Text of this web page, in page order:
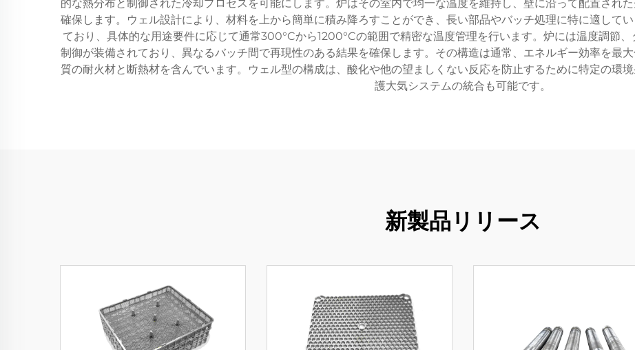
的な熱分布と制御された冷却プロセスを可能にします。炉はその室内で均一な温度を維持し、壁に沿って配置され
確保します。ウェル設計により、材料を上から簡単に積み降ろすことができ、長い部品やバッチ処理に特に適して
ており、具体的な用途要件に応じて通常300°Cから1200°Cの範囲で精密な温度管理を行います。炉には温度調節
制御が装備されており、異なるバッチ間で再現性のある結果を確保します。その構造は通常、エネルギー効率を最
質の耐火材と断熱材を含んでいます。ウェル型の構成は、酸化や他の望ましくない反応を防止するために特定の環
護大気システムの統合も可能です。
新製品リリース